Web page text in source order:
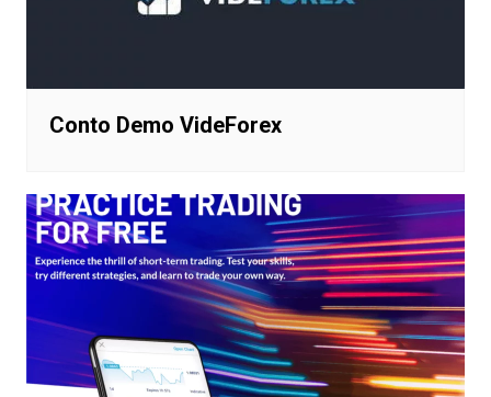
Conto Demo VideForex